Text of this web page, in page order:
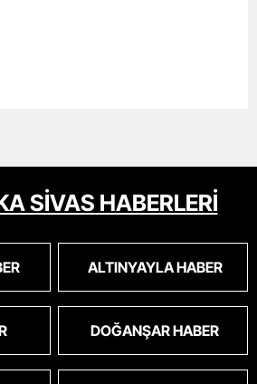
SİVAS HABERLERİ
ALTINYAYLA HABER
DOĞANŞAR HABER